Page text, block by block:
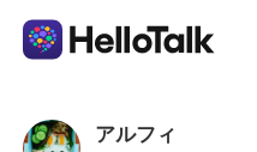
Appli d'échange
アルフィ